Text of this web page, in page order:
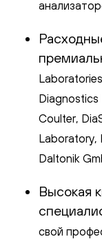
Diagnostics
Coulter,
Laboratory,
Daltonik
Высокая
свой